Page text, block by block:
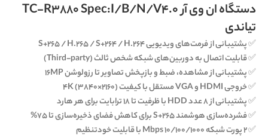
دستگاه ان وی آر TC-R3880 Spec:I/B/N/V4.0
تیاندی
✅پشتیبانی از فرمت‌های ویدیویی S+265 / H.265 / S+264 / H.264
✅قابلیت اتصال به دوربین‌های شبکه شخص ثالث (Third-party)
✅پشتیبانی از مشاهده، ضبط و بازپخش تصاویر تا رزولوشن 16MP
✅خروجی HDMI و VGA مستقل با کیفیت 4K (3840×2160)
✅پشتیبانی از 8 عدد HDD با ظرفیت تا 18 ترابایت برای هر هارد
✅فشرده‌سازی هوشمند S+265 برای کاهش فضای ذخیره‌سازی تا 75%
✅2 پورت شبکه 10/100/1000 Mbps با قابلیت خودتنظیم